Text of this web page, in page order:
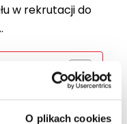
O plikach cookies
w rekrutacji do